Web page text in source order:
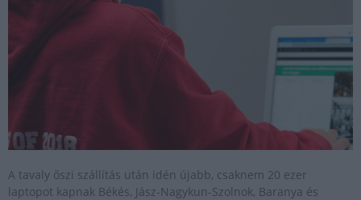
A tavaly őszi szállítás után idén újabb, csaknem 20 ezer
laptopot kapnak Békés, Jász-Nagykun-Szolnok, Baranya és